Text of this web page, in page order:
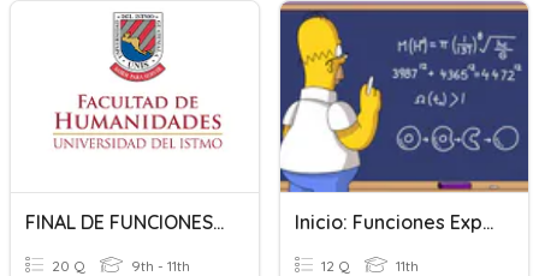
FINAL DE FUNCIONES Y ECUACIONES 2019
20 Q 9th - 11th
Inicio: Funciones Exponenciales Y Logarítmicas
12 Q 11th